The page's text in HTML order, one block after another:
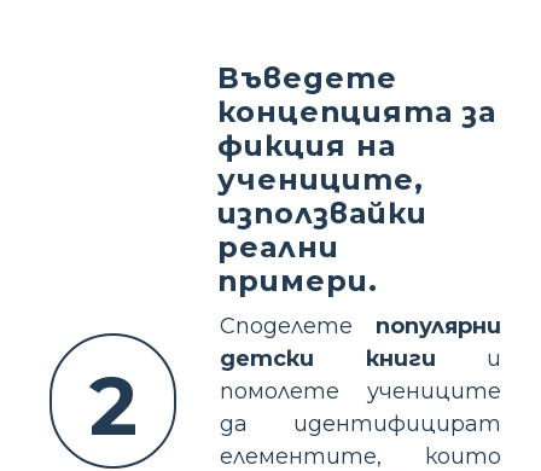
2
Въведете
концепцията за
фикция на
учениците,
използвайки
реални
примери.
Споделете популярни
детски книги и
помолете учениците
да идентифицират
елементите, които